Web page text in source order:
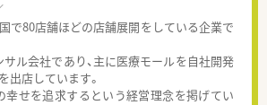
で80店舗ほどの店舗展開をしている企業で
ル会社であり、主に医療モールを自社開発
出店しています。
せを追求するという経営理念を掲げてい